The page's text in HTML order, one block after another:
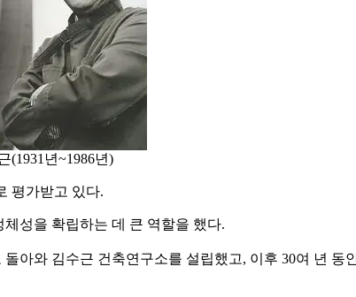
(1931년~1986년)
평가받고 있다.
성을 확립하는 데 큰 역할을 했다.
아와 김수근 건축연구소를 설립했고, 이후 30여 년 동